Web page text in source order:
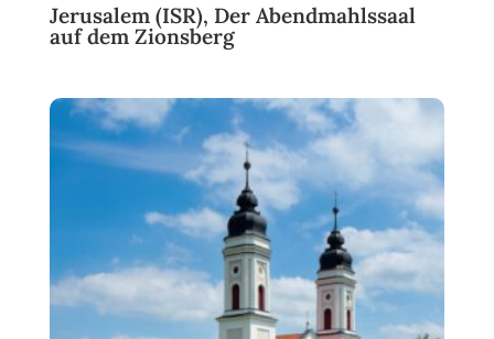
Jerusalem (ISR), Der Abendmahlssaal
auf dem Zionsberg